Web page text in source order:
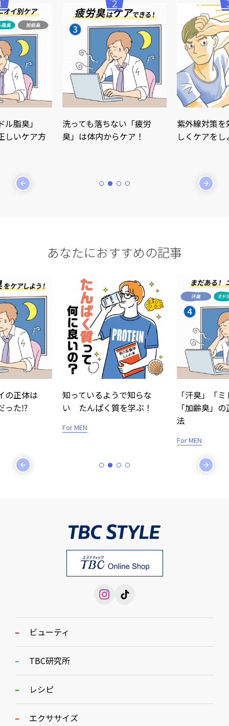
方
洗っても落ちない「疲労
臭」は体内からケア！
3
紫外線対策を効果的
しくケアをしよう！
あなたにおすすめの記事
は
知っているようで知らな
い たんぱく質を学ぶ！
For MEN
「汗臭」「ミドル
「加齢臭」の正し
For MEN
ビューティ
TBC研究所
レシピ
エクササイズ